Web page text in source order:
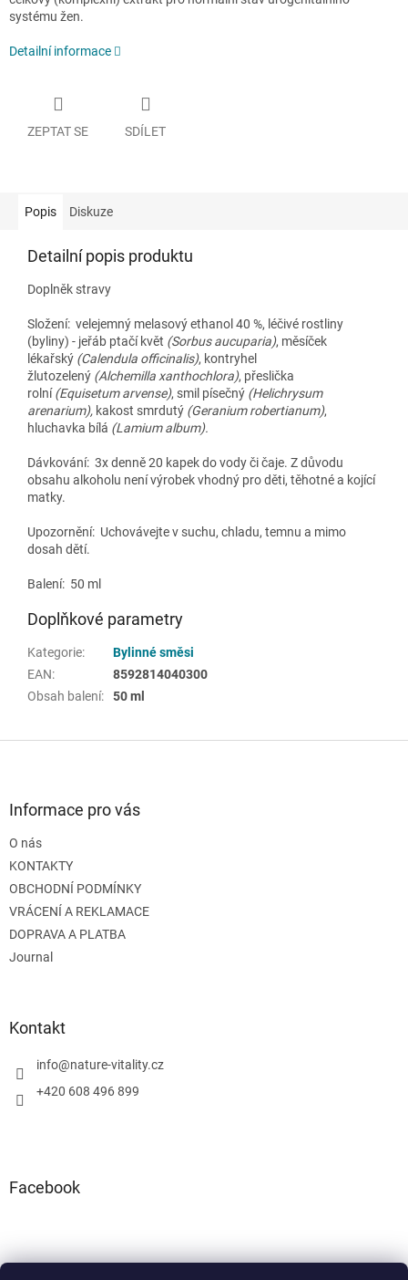
systému žen.
Detailní informace
ZEPTAT SE SDÍLET
Popis Diskuze
Detailní popis produktu
Doplněk stravy
Složení: velejemný melasový ethanol 40 %, léčivé rostliny
(byliny) - jeřáb ptačí květ (Sorbus aucuparia), měsíček
lékařský (Calendula officinalis), kontryhel
žlutozelený (Alchemilla xanthochlora), přeslička
rolní(Equisetum arvense), smil písečný (Helichrysum
arenarium), kakost smrdutý (Geranium robertianum),
hluchavka bílá (Lamium album).
Dávkování: 3x denně 20 kapek do vody či čaje. Z důvodu
obsahu alkoholu není výrobek vhodný pro děti, těhotné a kojící
matky.
Upozornění: Uchovávejte v suchu, chladu, temnu a mimo
dosah dětí.
Balení: 50 ml
Doplňkové parametry
Kategorie:
Bylinné směsi
EAN:
8592814040300
Obsah balení: 50 ml
Informace pro vás
O nás
KONTAKTY
OBCHODNÍ PODMÍNKY
VRÁCENÍ A REKLAMACE
DOPRAVA A PLATBA
Journal
Kontakt
info@nature-vitality.cz
+420 608 496 899
Facebook